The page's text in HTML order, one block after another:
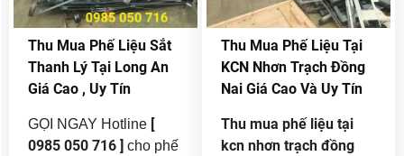
sản xuất , kinh doanh,
nhu cầuthanh lý phế
liệungày càng cao.
công nghiệp, nhà máy,
xí nghiệp, cơ sở sản
xuất và công trình xây
dựng. Sự phát triển
mạnh mẽ này đồng thời
tạo ra khối lượng phế
liệu khổng lồ mỗi ngày.
Thu Mua Phế Liệu Sắt
Thanh Lý Tại Long An
Giá Cao , Uy Tín
GỌI NGAY Hotline [
0985 050 716 ] cho phế
Thu Mua Phế Liệu Tại
KCN Nhơn Trạch Đồng
Nai Giá Cao Và Uy Tín
Thu mua phế liệu tại
kcn nhơn trạch đồng